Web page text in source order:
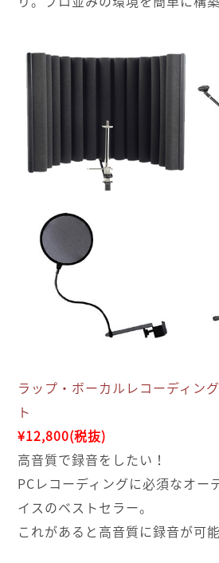
ラップ・ボーカルレコーディン
ト
¥12,800(税抜)
高音質で録音をしたい！
PCレコーディングに必須なオー
イスのベストセラー。
これがあると高音質に録音が可能